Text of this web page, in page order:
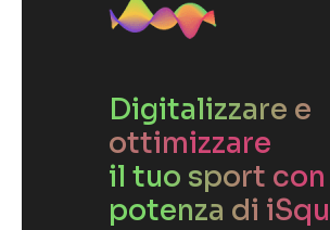
Digitalizzare e
ottimizzare
il tuo sport
potenza di